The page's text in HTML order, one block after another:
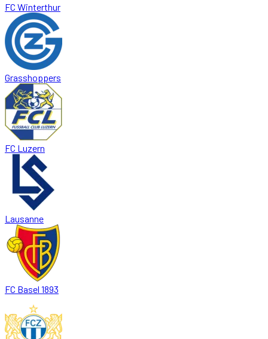
FC Winterthur
Grasshoppers
FC Luzern
Lausanne
FC Basel 1893